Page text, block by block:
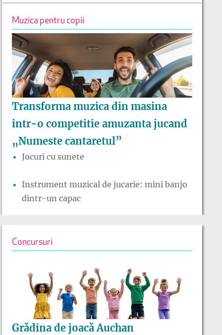
Muzica pentru copii
Transforma muzica din masina
intr-o competitie amuzanta jucand
„Numeste cantaretul”
Jocuri cu sunete
Instrument muzical de jucarie: mini banjo
dintr-un capac
Concursuri
Grădina de joacă Auchan